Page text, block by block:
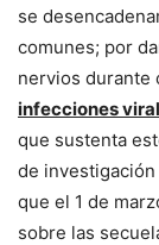
se
comunes; por
nervios durante
infecciones
que sustenta
de
que el 1 de
sobre las